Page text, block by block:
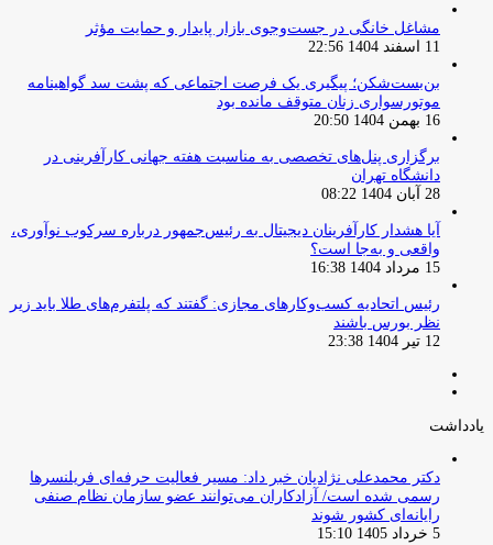
مشاغل خانگی در جست‌وجوی بازار پایدار و حمایت مؤثر
11 اسفند 1404 22:56
بن‌بست‌شکن؛ پیگیری یک فرصت اجتماعی که پشت سد گواهینامه
موتورسواری زنان متوقف مانده بود
16 بهمن 1404 20:50
برگزاری پنل‌های تخصصی به مناسبت هفته جهانی کارآفرینی در
دانشگاه تهران
28 آبان 1404 08:22
آیا هشدار کارآفرینان دیجیتال به رئیس‌جمهور درباره سرکوب نوآوری،
واقعی و به‌جا است؟
15 مرداد 1404 16:38
‏رئیس اتحادیه کسب‌وکارهای مجازی: گفتند که پلتفرم‌های طلا باید زیر
نظر بورس باشند
12 تیر 1404 23:38
یادداشت
دکتر محمدعلی نژادیان خبر داد: مسیر فعالیت حرفه‌ای فریلنسرها
رسمی شده است/ آزادکاران می‌توانند عضو سازمان نظام صنفی
رایانه‌ای کشور شوند
5 خرداد 1405 15:10